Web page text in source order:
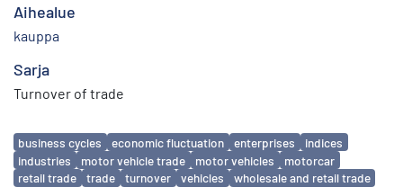
Aihealue
kauppa
Sarja
Turnover of trade
Avainsanat
business cycles economic fluctuation enterprises
indices
industries
motor vehicle trade motor vehicles
motorcar
retail trade
trade turnover vehicles
wholesale and retail trade